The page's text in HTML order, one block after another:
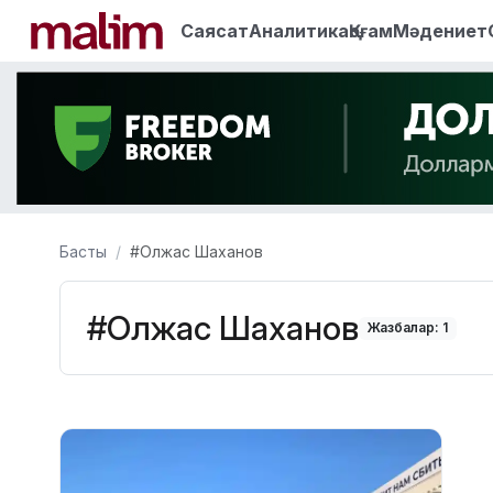
СаясатАналитикаҚоғамМәдениет
Басты #Олжас Шаханов
#Олжас Шаханов Жазбалар: 1